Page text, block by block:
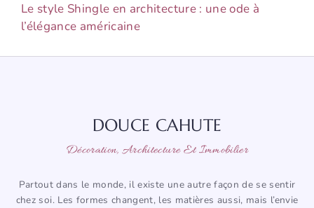
Le style Shingle en architecture : une ode à
l’élégance américaine
DOUCE CAHUTE
Décoration, Architecture Et Immobilier
Partout dans le monde, il existe une autre façon de se sentir
chez soi. Les formes changent, les matières aussi, mais l’envie